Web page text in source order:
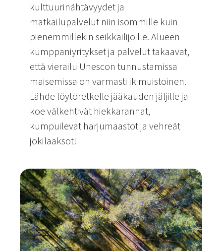
kulttuurinähtävyydet ja
matkailupalvelut niin isommille kuin
pienemmillekin seikkailijoille. Alueen
kumppaniyritykset ja palvelut takaavat,
että vierailu Unescon tunnustamissa
maisemissa on varmasti ikimuistoinen.
Lähde löytöretkelle jääkauden jäljille ja
koe välkehtivät hiekkarannat,
kumpuilevat harjumaastot ja vehreät
jokilaaksot!
Koe pohjoisen Unesco-kohteen nähtävyydet